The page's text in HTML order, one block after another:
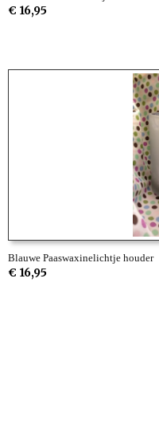
€ 16,95
Blauwe Paaswaxinelichtje houder
€ 16,95